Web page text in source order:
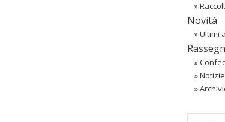
»
Novità
»Ultimi
»
»
»